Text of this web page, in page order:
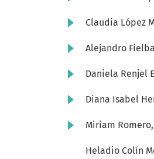
Claudia López
Alejandro
Daniela Renjel
Diana Isabel
Miriam Romero,
Heladio Colín